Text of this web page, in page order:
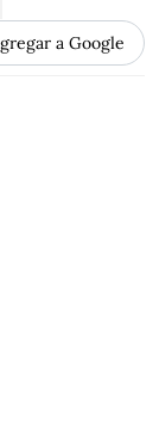
a Google